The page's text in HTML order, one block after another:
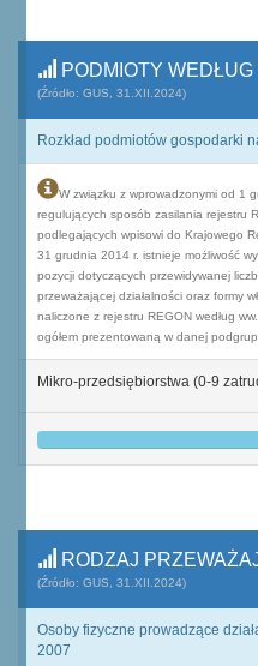
PODMIOTY
(Źródło: GUS, 31.XII.2024)
Rozkład podmiotów gospodarki
W związku z wprowadzonymi od 1
regulujących sposób zasilania rejestru
podlegających wpisowi do Krajowego
31 grudnia 2014 r. istnieje możliwość
pozycji dotyczących przewidywanej
przeważającej działalności oraz formy
naliczone z rejestru REGON według
ogółem prezentowaną w danej
Mikro-przedsiębiorstwa (0-9
RODZAJ
(Źródło: GUS, 31.XII.2024)
Osoby fizyczne prowadzące
2007